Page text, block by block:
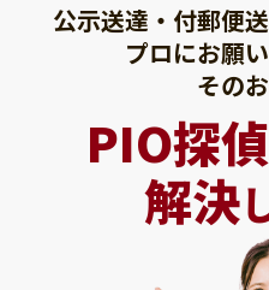
公示送達・付郵便
プロにお願
その
PIO探
解決